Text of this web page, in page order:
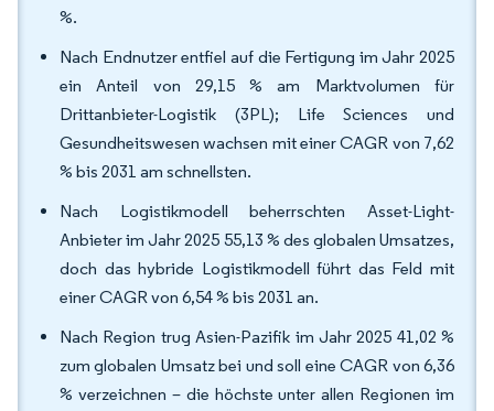
%.
Nach Endnutzer entfiel auf die Fertigung im Jahr 2025
ein Anteil von 29,15 % am Marktvolumen für
Drittanbieter-Logistik (3PL); Life Sciences und
Gesundheitswesen wachsen mit einer CAGR von 7,62
% bis 2031 am schnellsten.
Nach Logistikmodell beherrschten Asset-Light-
Anbieter im Jahr 2025 55,13 % des globalen Umsatzes,
doch das hybride Logistikmodell führt das Feld mit
einer CAGR von 6,54 % bis 2031 an.
Nach Region trug Asien-Pazifik im Jahr 2025 41,02 %
zum globalen Umsatz bei und soll eine CAGR von 6,36
% verzeichnen – die höchste unter allen Regionen im